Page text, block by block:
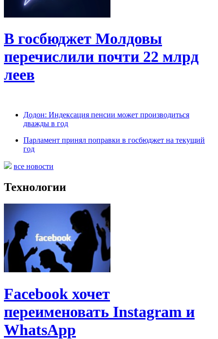
В госбюджет Молдовы
перечислили почти 22 млрд
леев
Додон: Индексация пенсии может производиться
дважды в год
Парламент принял поправки в госбюджет на текущий
год
все новости
Технологии
Facebook хочет
переименовать Instagram и
WhatsApp